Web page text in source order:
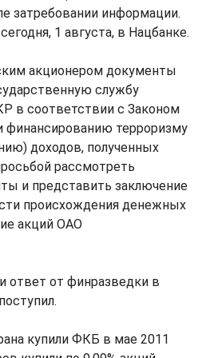
затребовании информации.
1 августа, в Нацбанке.
акционером документы
службу
в соответствии с Законом
финансированию терроризму
доходов, полученных
рассмотреть
и представить заключение
происхождения денежных
акций ОАО
ответ от финразведки в
купили ФКБ в мае 2011